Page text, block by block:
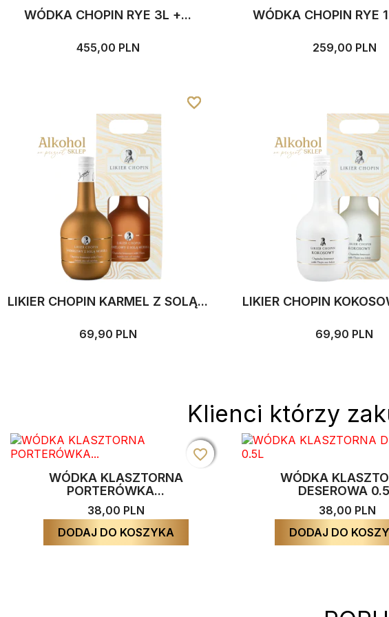
WÓDKA CHOPIN RYE 3L +...
455,00 PLN
WÓDKA CHOPIN RYE
259,00 PLN
LIKIER CHOPIN KARMEL Z SOLĄ...
69,90 PLN
favorite_border
favorite_border
favorite_border
LIKIER CHOPIN
69,90 PLN
Klienci którzy
WÓDKA KLASZTORNA
PORTERÓWKA...
38,00 PLN
DODAJ DO KOSZYKA
favorite_border
favorite_border
favorite_border
WÓDKA
DESEROWA
38,00 PLN
DODAJ DO